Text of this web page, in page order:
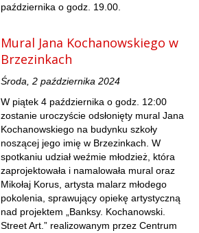
października o godz. 19.00.
Mural Jana Kochanowskiego w
Brzezinkach
Środa, 2 października 2024
W piątek 4 października o godz. 12:00
zostanie uroczyście odsłonięty mural Jana
Kochanowskiego na budynku szkoły
noszącej jego imię w Brzezinkach. W
spotkaniu udział weźmie młodzież, która
zaprojektowała i namalowała mural oraz
Mikołaj Korus, artysta malarz młodego
pokolenia, sprawujący opiekę artystyczną
nad projektem „Banksy. Kochanowski.
Street Art.” realizowanym przez Centrum